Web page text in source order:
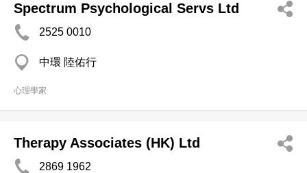
Spectrum Psychological Servs Ltd
2525 0010
中環 陸佑行
心理學家
Therapy Associates (HK) Ltd
2869 1962